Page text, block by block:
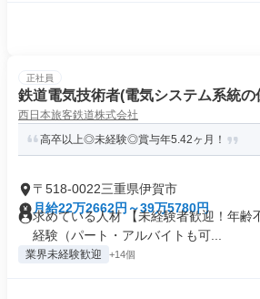
正社員
鉄道電気技術者(電気システム系統の
西日本旅客鉄道株式会社
高卒以上◎未経験◎賞与年5.42ヶ月！
〒518-0022三重県伊賀市
月給22万2662円～39万5780円
求めている人材 【未経験者歓迎！年齢
経験（パート・アルバイトも可...
業界未経験歓迎 +14個